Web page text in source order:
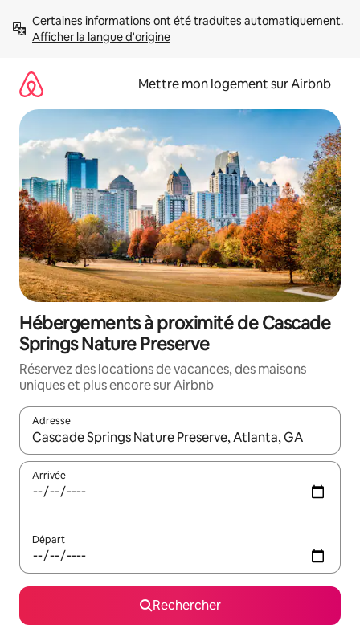
directement
Afficher la langue d'origine
Mettre mon logement sur Airbnb
Hébergements à proximité de Cascade
Springs Nature Preserve
Réservez des locations de vacances, des maisons
uniques et plus encore sur Airbnb
Adresse
Lorsque les résultats s'affichent, utilisez les flèches vers le
Arrivée
Départ
Rechercher